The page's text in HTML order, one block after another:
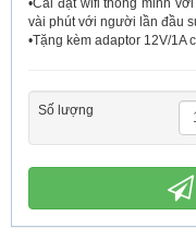
•Cài đặt wifi thông minh
vài phút với người lần đầu
•Tặng kèm adaptor 12V/1A
Số lượng